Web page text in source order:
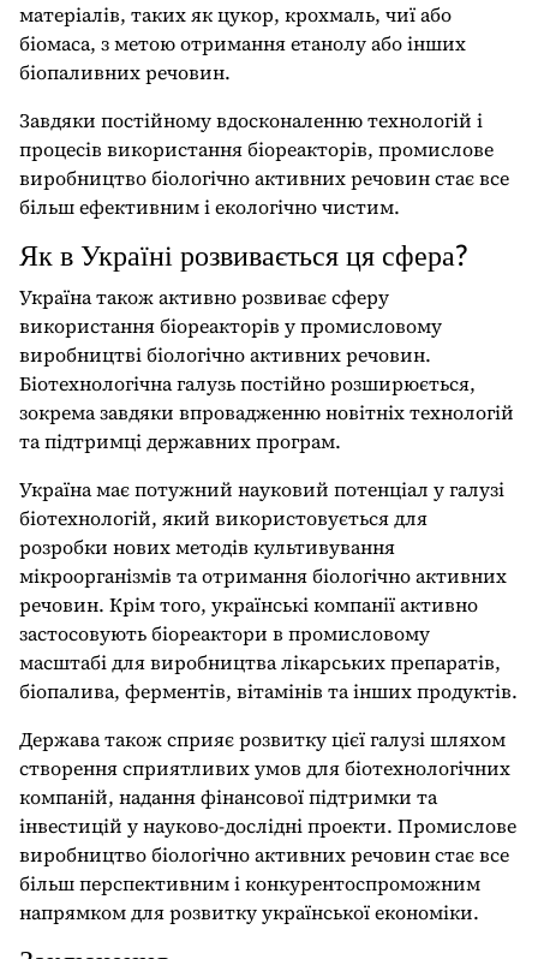
матеріалів, таких як цукор, крохмаль, чиї або
біомаса, з метою отримання етанолу або інших
біопаливних речовин.
Завдяки постійному вдосконаленню технологій і
процесів використання біореакторів, промислове
виробництво біологічно активних речовин стає все
більш ефективним і екологічно чистим.
Як в Україні розвивається ця сфера?
Україна також активно розвиває сферу
використання біореакторів у промисловому
виробництві біологічно активних речовин.
Біотехнологічна галузь постійно розширюється,
зокрема завдяки впровадженню новітніх технологій
та підтримці державних програм.
Україна має потужний науковий потенціал у галузі
біотехнологій, який використовується для
розробки нових методів культивування
мікроорганізмів та отримання біологічно активних
речовин. Крім того, українські компанії активно
застосовують біореактори в промисловому
масштабі для виробництва лікарських препаратів,
біопалива, ферментів, вітамінів та інших продуктів.
Держава також сприяє розвитку цієї галузі шляхом
створення сприятливих умов для біотехнологічних
компаній, надання фінансової підтримки та
інвестицій у науково-дослідні проекти. Промислове
виробництво біологічно активних речовин стає все
більш перспективним і конкурентоспроможним
напрямком для розвитку української економіки.